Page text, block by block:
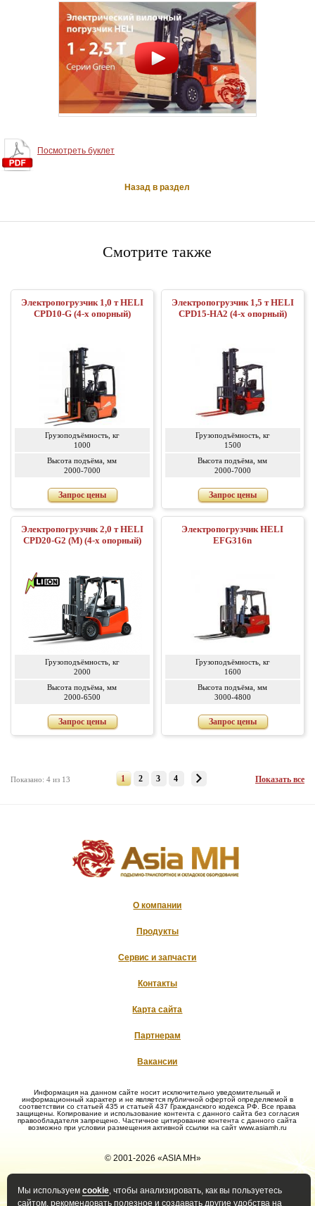
Посмотреть буклет
Назад в раздел
Смотрите также
Электропогрузчик 1,0 т HELI
CPD10-G (4-х опорный)
Грузоподъёмность, кг
1000
Высота подъёма, мм
2000-7000
Запрос цены
Электропогрузчик 1,5 т HELI
CPD15-HA2 (4-х опорный)
Грузоподъёмность, кг
1500
Высота подъёма, мм
2000-7000
Запрос цены
Электропогрузчик 2,0 т HELI
CPD20-G2 (M) (4-х опорный)
Грузоподъёмность, кг
2000
Высота подъёма, мм
2000-6500
Запрос цены
Электропогрузчик HELI
EFG316n
Грузоподъёмность, кг
1600
Высота подъёма, мм
3000-4800
Запрос цены
Показано: 4 из 13 Показать все
1 2 3 4
Мы используем cookie, чтобы анализировать, как вы пользуетесь
сайтом, рекомендовать полезное и создавать другие удобства на
О компании
Продукты
Сервис и запчасти
Контакты
Карта сайта
Партнерам
Вакансии
Информация на данном сайте носит исключительно уведомительный и
информационный характер и не является публичной офертой определяемой в
соответствии со статьей 435 и статьей 437 Гражданского кодекса РФ. Все права
защищены. Копирование и использование контента с данного сайта без согласия
правообладателя запрещено. Частичное цитирование контента с данного сайта
возможно при условии размещения активной ссылки на сайт www.asiamh.ru
© 2001-2026 «ASIA MH»
Политика конфиденциальности
Политика оператора в